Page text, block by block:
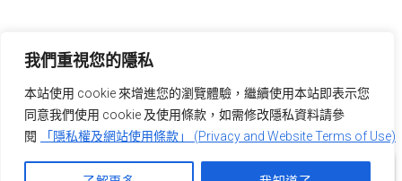
我們重視您的隱私
本站使用 cookie 來增進您的瀏覽體驗，繼續使用本站即表示您
同意我們使用 cookie 及使用條款，如需修改隱私資料請參
閱
「隱私權及網站使用條款」 (Privacy and Website Terms of Use)
粉絲專頁
ID: @frr9271x 0